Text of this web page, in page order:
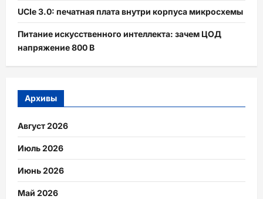
UCIe 3.0: печатная плата внутри корпуса микросхемы
Питание искусственного интеллекта: зачем ЦОД
напряжение 800 В
Архивы
Август 2026
Июль 2026
Июнь 2026
Май 2026